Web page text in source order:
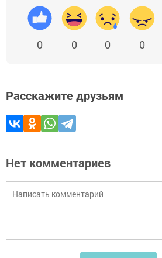
0 0 0 0
Расскажите друзьям
Нет комментариев